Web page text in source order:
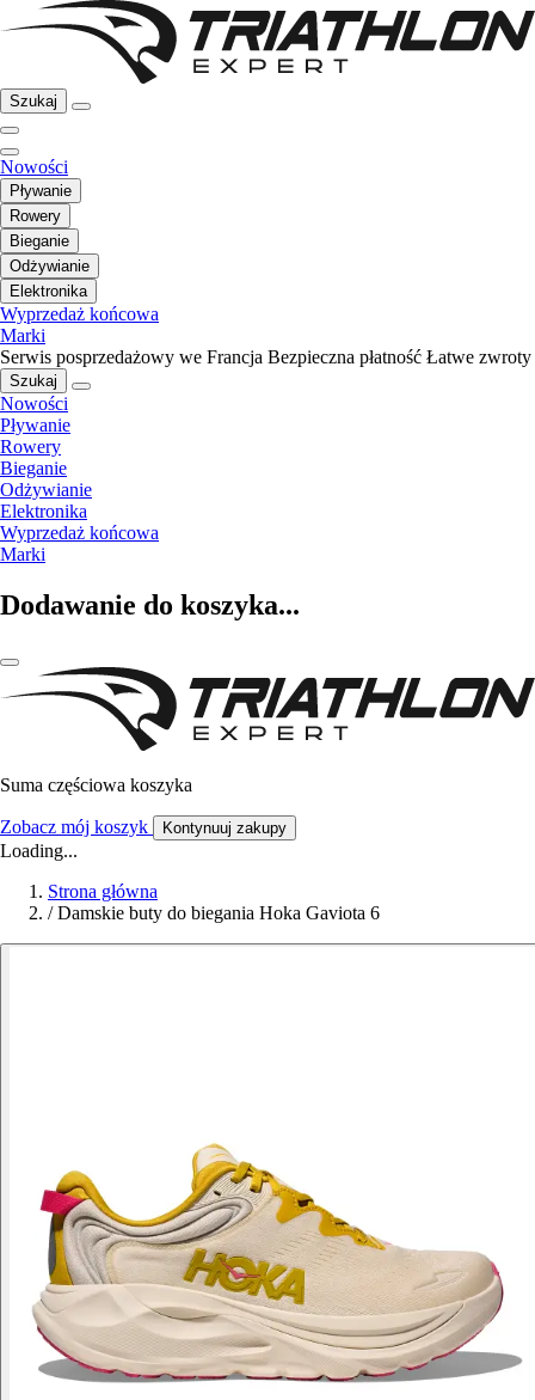
Szukaj
Nowości
Pływanie
Rowery
Bieganie
Odżywianie
Elektronika
Wyprzedaż końcowa
Marki
Serwis posprzedażowy we Francja Bezpieczna płatność Łatwe zwroty
Szukaj
Nowości
Pływanie
Rowery
Bieganie
Odżywianie
Elektronika
Wyprzedaż końcowa
Marki
Dodawanie do koszyka...
Suma częściowa koszyka
Zobacz mój koszyk Kontynuuj zakupy
Loading...
Strona główna
/ Damskie buty do biegania Hoka Gaviota 6